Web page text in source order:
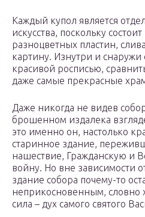
Каждый купол является
искусства, поскольку
разноцветных пластин,
картину. Изнутри и
красивой росписью,
даже самые прекрасные
Даже никогда не видев
брошенном издалека
это именно он, настолько
старинное здание,
нашествие, Гражданскую и
войну. Но вне зависимости
здание собора почему-то
неприкосновенным, словно
сила – дух самого святого